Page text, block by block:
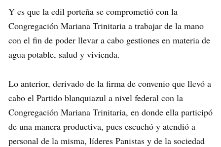
Y es que la edil porteña se comprometió con la
Congregación Mariana Trinitaria a trabajar de la mano
con el fin de poder llevar a cabo gestiones en materia de
agua potable, salud y vivienda.
Lo anterior, derivado de la firma de convenio que llevó a
cabo el Partido blanquiazul a nivel federal con la
Congregación Mariana Trinitaria, en donde ella participó
de una manera productiva, pues escuchó y atendió a
personal de la misma, líderes Panistas y de la sociedad